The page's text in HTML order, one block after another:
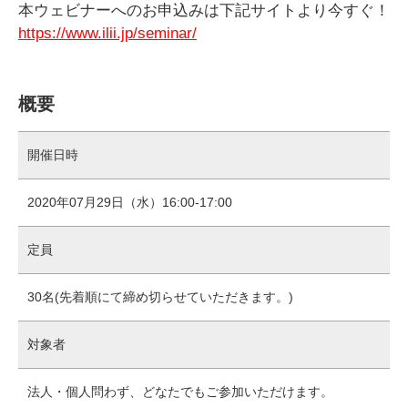
本ウェビナーへのお申込みは下記サイトより今すぐ！
https://www.ilii.jp/seminar/
概要
開催日時
2020年07月29日（水）16:00-17:00
定員
30名(先着順にて締め切らせていただきます。)
対象者
法人・個人問わず、どなたでもご参加いただけます。